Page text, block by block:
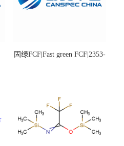
固绿FCF|Fast green FCF|2353-